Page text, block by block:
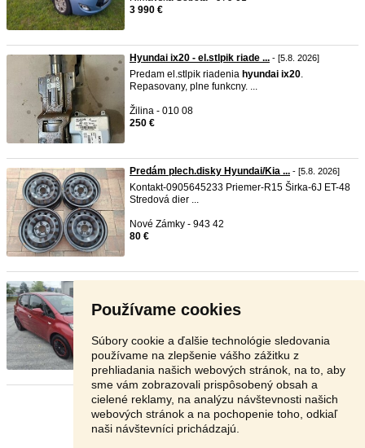
Používame cookies
Súbory cookie a ďalšie technológie sledovania
používame na zlepšenie vášho zážitku z
prehliadania našich webových stránok, na to, aby
sme vám zobrazovali prispôsobený obsah a
cielené reklamy, na analýzu návštevnosti našich
webových stránok a na pochopenie toho, odkiaľ
naši návštevníci prichádzajú.
3 990 €
Hyundai ix20 - el.stlpik riade ... - [5.8. 2026]
Predam el.stlpik riadenia hyundai ix20.
Repasovany, plne funkcny. ...
Žilina - 010 08
250 €
Predám plech.disky Hyundai/Kia ... - [5.8. 2026]
Kontakt-0905645233 Priemer-R15 Širka-6J ET-48
Stredová dier ...
Nové Zámky - 943 42
80 €
Predám ix20
najazdenych 254 ...
Košice - 040 11
Stránka: 1 2 3 Ďalšia